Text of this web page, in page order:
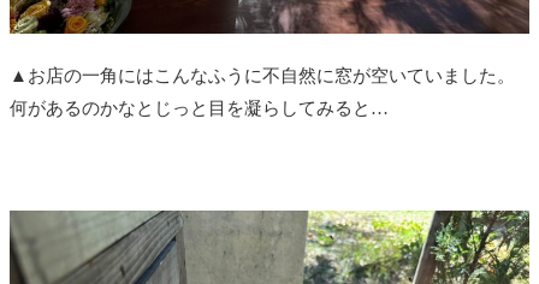
▲お店の一角にはこんなふうに不自然に窓が空いていました。
何があるのかなとじっと目を凝らしてみると…